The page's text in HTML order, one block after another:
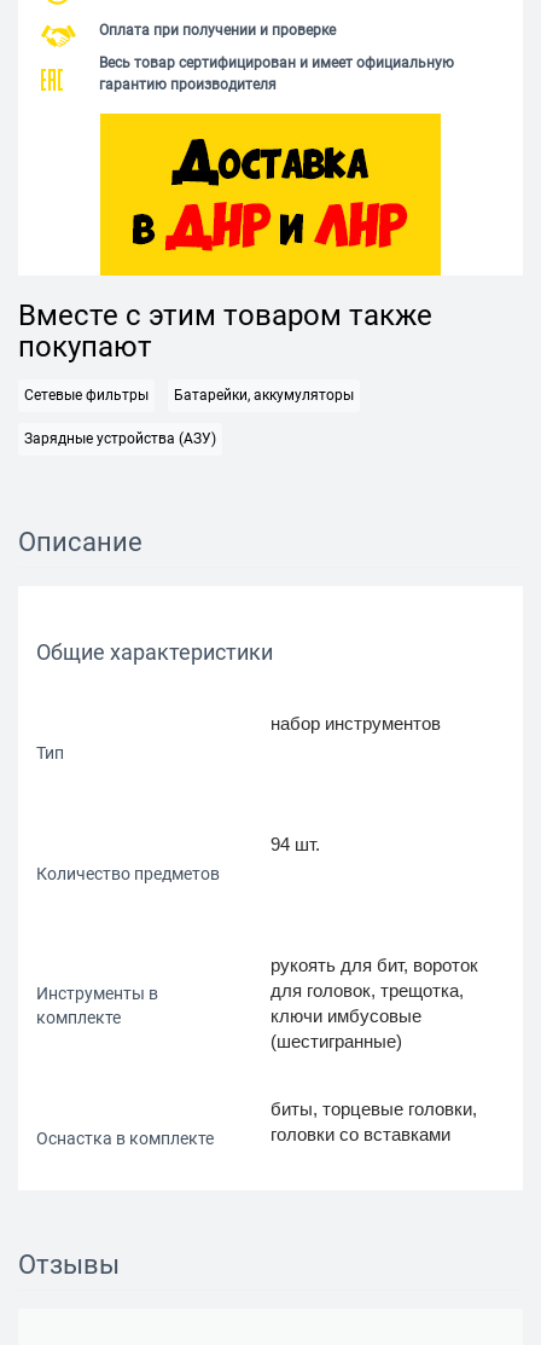
Оплата при получении и проверке
Весь товар сертифицирован и имеет официальную
гарантию производителя
Вместе с этим товаром также
покупают
Сетевые фильтры Батарейки, аккумуляторы
Зарядные устройства (АЗУ)
Описание
Общие характеристики
Тип
набор инструментов
Количество предметов
94 шт.
Инструменты в
комплекте
рукоять для бит, вороток
для головок, трещотка,
ключи имбусовые
(шестигранные)
Оснастка в комплекте
биты, торцевые головки,
головки со вставками
Аксессуары в комплекте
Отзывы